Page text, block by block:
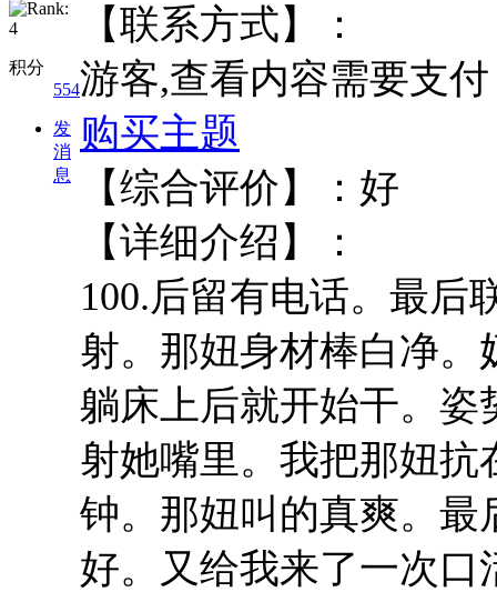
积分
554
发
消
息
【联系方式】：
游客,查看内容需要支
购买主题
【综合评
【详细介绍】：
100.后留有电话。最后
射。那妞身材棒白净
躺床上后就开始干。
射她嘴里。我把那妞
钟。那妞叫的真爽。最
好。又给我来了一次